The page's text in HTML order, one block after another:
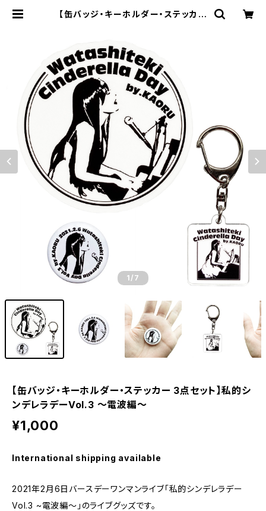
【缶バッジ・キーホルダー・ステッカー
1 /7
【缶バッジ・キーホルダー・ステッカー 3点セット】私的シ
ンデレラデーVol.3 〜電波編〜
¥1,000
International shipping available
2021年2月6日バースデーワンマンライブ「私的シンデレラデー
Vol.3 ~電波編〜」のライブグッズです。